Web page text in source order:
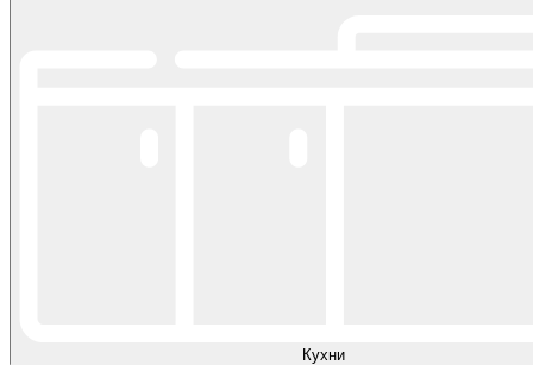
Кухни